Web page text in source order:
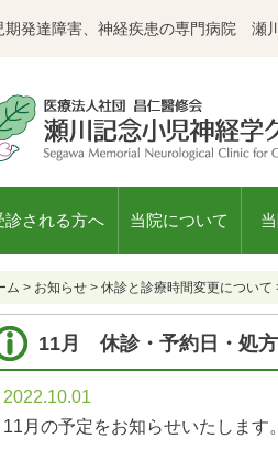
期発達障害、神経疾患の専門病院 瀬
診される方へ 当院について
ム > お知らせ > 休診と診療時間変更について
11月 休診・予約日・処
2022.10.01
11月の予定をお知らせいたします